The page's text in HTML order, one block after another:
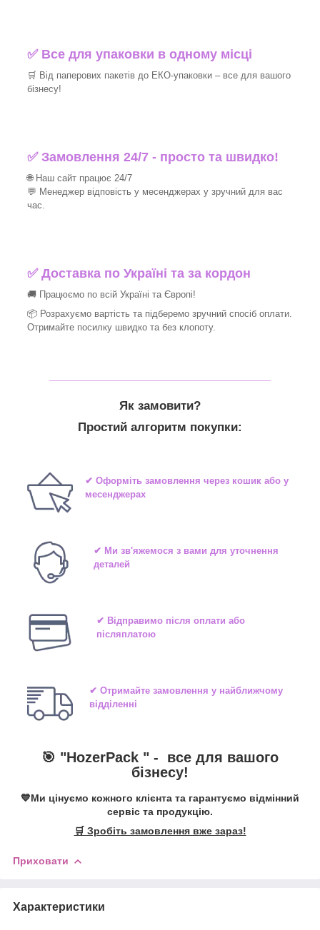
✅ Все для упаковки в одному місці
🛒 Від паперових пакетів до ЕКО-упаковки – все для вашого
бізнесу!
✅ Замовлення 24/7 - просто та швидко!
🌐 Наш сайт працює 24/7
💬 Менеджер відповість у месенджерах у зручний для вас
час.
✅Доставка по Україні та за кордон
🚚 Працюємо по всій Україні та Європі!
📦 Розрахуємо вартість та підберемо зручний спосіб оплати.
Отримайте посилку швидко та без клопоту.
Як замовити?
Простий алгоритм покупки:
✔ Оформіть замовлення через кошик або у
месенджерах
✔ Ми зв'яжемося з вами для уточнення
деталей
✔ Відправимо після оплати або
післяплатою
✔ Отримайте замовлення у найближчому
відділенні
🎯 "HozerPack " - все для вашого
бізнесу!
💙Ми цінуємо кожного клієнта та гарантуємо відмінний
сервіс та продукцію.
🛒 Зробіть замовлення вже зараз!
Приховати
Характеристики